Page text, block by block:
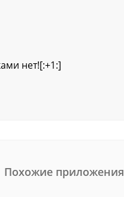
нет![:+1:]
Похожие приложения